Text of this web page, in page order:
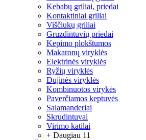
Kebabų griliai, priedai
Kontaktiniai griliai
Viščiukų griliai
Gruzdintuvių priedai
Kepimo plokštumos
Makaronų viryklės
Elektrinės viryklės
Ryžių viryklės
Dujinės viryklės
Kombinuotos virykės
Paverčiamos keptuvės
Salamanderiai
Skrudintuvai
Virimo katilai
+ Daugiau 11